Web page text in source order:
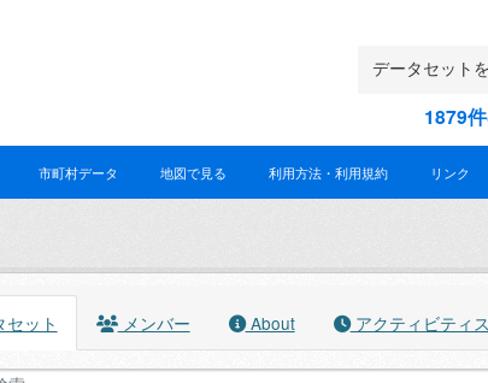
1879
市町村データ 地図で見る 利用方法・利用規約 リンク
ット メンバー About アクティビティ